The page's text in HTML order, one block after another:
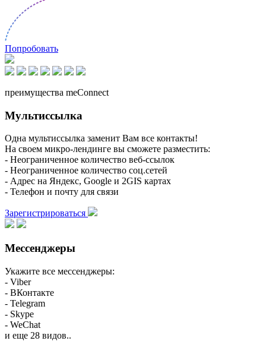
Попробовать
преимущества meConnect
Мультиссылка
Одна мультиссылка заменит Вам все контакты!
На своем микро-лендинге вы сможете разместить:
- Неограниченное количество веб-ссылок
- Неограниченное количество соц.сетей
- Адрес на Яндекс, Google и 2GIS картах
- Телефон и почту для связи
Зарегистрироваться
Мессенджеры
Укажите все мессенджеры:
- Viber
- ВКонтакте
- Telegram
- Skype
- WeChat
и еще 28 видов..